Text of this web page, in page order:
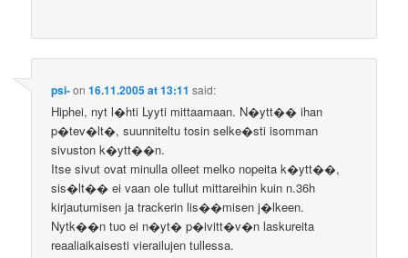
psi-on16.11.2005 at 13:11 said:
Hiphei, nyt l�hti Lyyti mittaamaan. N�ytt�� ihan
p�tev�lt�, suunniteltu tosin selke�sti isomman
sivuston k�ytt��n.
Itse sivut ovat minulla olleet melko nopeita k�ytt��,
sis�lt�� ei vaan ole tullut mittareihin kuin n.36h
kirjautumisen ja trackerin lis��misen j�lkeen.
Nytk��n tuo ei n�yt� p�ivitt�v�n laskureita
reaaliaikaisesti vierailujen tullessa.